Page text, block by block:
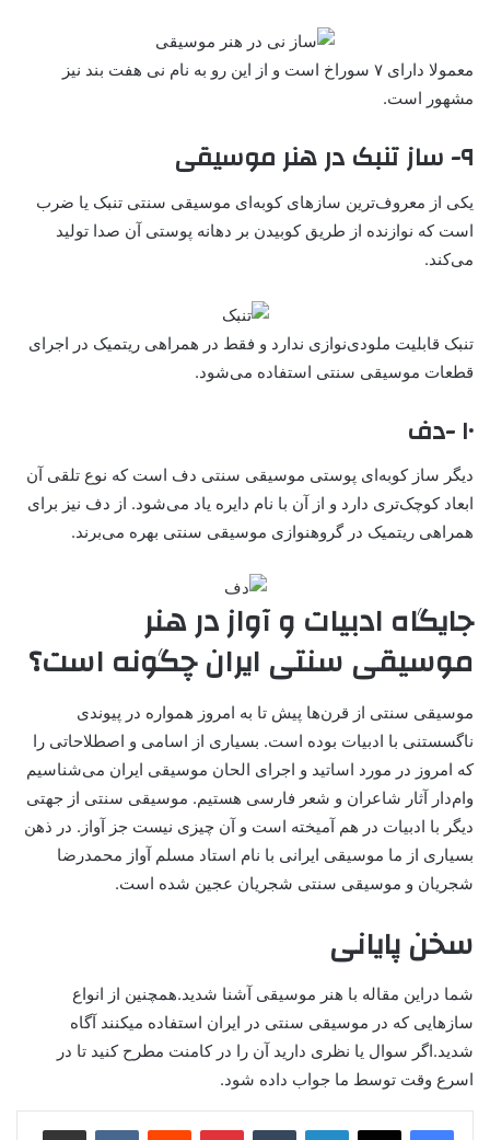
معمولا دارای ۷ سوراخ است و از این رو به نام نی هفت بند نیز
مشهور است.
۹- ساز تنبک در هنر موسیقی
یکی از معروف‌ترین سازهای کوبه‌ای موسیقی سنتی تنبک یا ضرب
است که نوازنده از طریق کوبیدن بر دهانه پوستی آن صدا تولید
می‌کند.
تنبک قابلیت ملودی‌نوازی ندارد و فقط در همراهی ریتمیک در اجرای
قطعات موسیقی سنتی استفاده می‌شود.
۱۰ -دف
دیگر ساز کوبه‌ای پوستی موسیقی سنتی دف است که نوع تلقی آن
ابعاد کوچک‌تری دارد و از آن با نام دایره یاد می‌شود. از دف نیز برای
همراهی ریتمیک در گروهنوازی موسیقی سنتی بهره می‌برند.
جایگاه ادبیات و آواز در هنر
موسیقی سنتی ایران چگونه است؟
موسیقی سنتی از قرن‌ها پیش تا به امروز همواره در پیوندی
ناگسستنی با ادبیات بوده است. بسیاری از اسامی و اصطلاحاتی را
که امروز در مورد اساتید و اجرای الحان موسیقی ایران می‌شناسیم
وام‌دار آثار شاعران و شعر فارسی هستیم. موسیقی سنتی از جهتی
دیگر با ادبیات در هم آمیخته است و آن چیزی نیست جز آواز. در ذهن
بسیاری از ما موسیقی ایرانی با نام استاد مسلم آواز محمدرضا
شجریان و موسیقی سنتی شجریان عجین شده است.
سخن پایانی
شما دراین مقاله با هنر موسیقی آشنا شدید.همچنین از انواع
سازهایی که در موسیقی سنتی در ایران استفاده میکنند آگاه
شدید.اگر سوال یا نظری دارید آن را در کامنت مطرح کنید تا در
اسرع وقت توسط ما جواب داده شود.
لینکدین ‫تامبلر پینترست‫رددیت ‫VKontakteاشتراک گذاری از طریق ایمیل